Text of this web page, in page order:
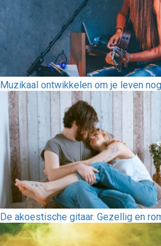
Muzikaal ontwikkelen om je leven
De akoestische gitaar. Gezellig en